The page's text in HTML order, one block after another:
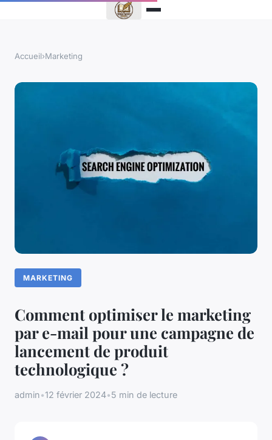
Accueil›Marketing
MARKETING
Comment optimiser le marketing
par e-mail pour une campagne de
lancement de produit
technologique ?
admin•12 février 2024•5 min de lecture